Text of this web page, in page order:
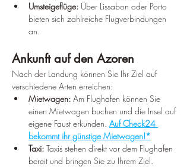
Umsteigeflüge: Über Lissabon oder Porto
bieten sich zahlreiche Flugverbindungen
an.
Ankunft auf den Azoren
Nach der Landung können Sie Ihr Ziel auf
verschiedene Arten erreichen:
Mietwagen: Am Flughafen können Sie
einen Mietwagen buchen und die Insel auf
eigene Faust erkunden. Auf Check24
bekommt ihr günstige Mietwagen!*
Taxi: Taxis stehen direkt vor dem Flughafen
bereit und bringen Sie zu Ihrem Ziel.